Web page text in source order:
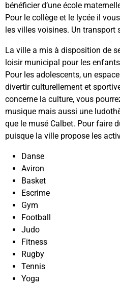
bénéficier d’une école
Pour le collège et le lycée il
les villes voisines. Un transport
La ville a mis à disposition de
loisir municipal pour les
Pour les adolescents, un
divertir culturellement et
concerne la culture, vous
musique mais aussi une
que le musé Calbet. Pour faire
puisque la ville propose les
Danse
Aviron
Basket
Escrime
Gym
Football
Judo
Fitness
Rugby
Tennis
Yoga